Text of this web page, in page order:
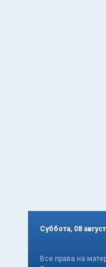
Суббота, 08
Все права на